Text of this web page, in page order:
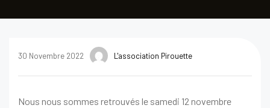
30 Novembre 2022 L'association Pirouette
Nous nous sommes retrouvés le samedi 12 novembre